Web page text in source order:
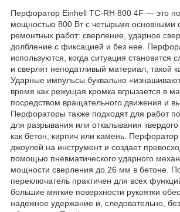
Перфоратор Einhell TC-RH 800 4F — это
мощностью 800 Вт с четырьмя основными
ремонтных работ: сверление, ударное
долбление с фиксацией и без нее.
используются, когда ситуация становится
и сверлят неподатливый материал, такой
Ударные импульсы буквально
время как режущая кромка вгрызается в
посредством вращательного движения и
Перфораторы также подходят для работ
для разрывания или откалывания
как бетон, кирпич или камень.
джоулей на инструмент и создает
помощью пневматического ударного
мощности сверления до 26 мм в бетоне.
переключатель практичен для всех
большие мягкие поверхности рукоятки
надежное удержание и, следовательно,